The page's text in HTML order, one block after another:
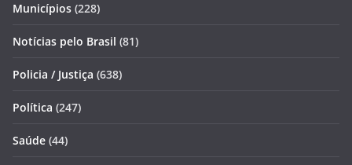
Municípios (228)
Notícias pelo Brasil (81)
Policia / Justiça (638)
Política (247)
Saúde (44)